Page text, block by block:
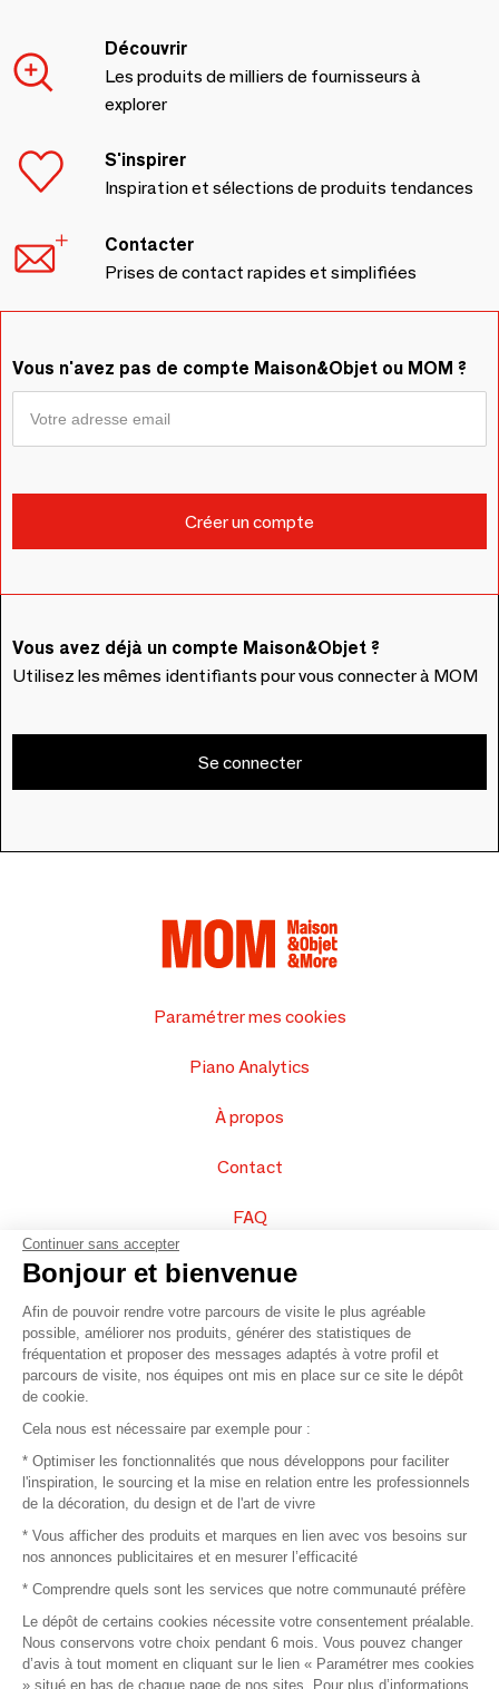
Découvrir
Les produits de milliers de fournisseurs à
explorer
S'inspirer
Inspiration et sélections de produits tendances
Contacter
Prises de contact rapides et simplifiées
Vous n'avez pas de compte Maison&Objet ou MOM ?
Vous avez déjà un compte Maison&Objet ?
Utilisez les mêmes identifiants pour vous connecter à MOM
Se connecter
Paramétrer mes cookies
Piano Analytics
À propos
Contact
FAQ
Vendez vos produits
Plan du site
© 2016 –Organisation SAFI
Recrutement
Mentions légales
Conditions commerciales
Continuer sans accepter
Bonjour et bienvenue
Afin de pouvoir rendre votre parcours de visite le plus agréable
possible, améliorer nos produits, générer des statistiques de
fréquentation et proposer des messages adaptés à votre profil et
parcours de visite, nos équipes ont mis en place sur ce site le dépôt
de cookie.
Cela nous est nécessaire par exemple pour :
* Optimiser les fonctionnalités que nous développons pour faciliter
l'inspiration, le sourcing et la mise en relation entre les professionnels
de la décoration, du design et de l'art de vivre
* Vous afficher des produits et marques en lien avec vos besoins sur
nos annonces publicitaires et en mesurer l’efficacité
* Comprendre quels sont les services que notre communauté préfère
Le dépôt de certains cookies nécessite votre consentement préalable.
Nous conservons votre choix pendant 6 mois. Vous pouvez changer
d’avis à tout moment en cliquant sur le lien « Paramétrer mes cookies
» situé en bas de chaque page de nos sites. Pour plus d’informations,